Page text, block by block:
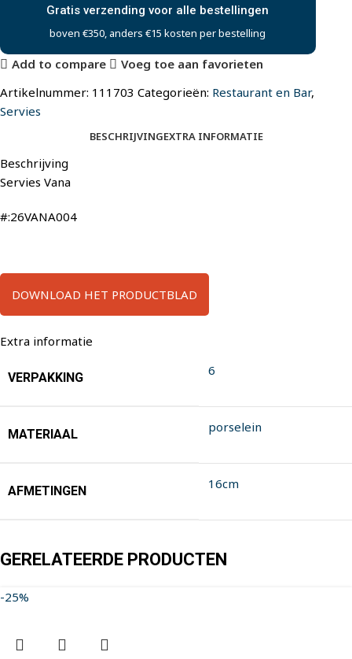
Gratis verzending voor alle bestellingen
boven €350, anders €15 kosten per bestelling
Add to compare
Voeg toe aan favorieten
Artikelnummer: 111703 Categorieën: Restaurant en Bar,
Servies
BESCHRIJVINGEXTRA INFORMATIE
Beschrijving
Servies Vana
#:26VANA004
DOWNLOAD HET PRODUCTBLAD
Extra informatie
VERPAKKING 6
MATERIAAL porselein
AFMETINGEN 16cm
GERELATEERDE PRODUCTEN
-25%